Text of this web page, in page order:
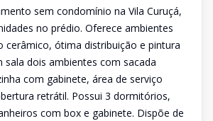
sem condomínio na Vila Curuçá,
no prédio. Oferece ambientes
cerâmico, ótima distribuição e pintura
sala dois ambientes com sacada
com gabinete, área de serviço
retrátil. Possui 3 dormitórios,
com box e gabinete. Dispõe de